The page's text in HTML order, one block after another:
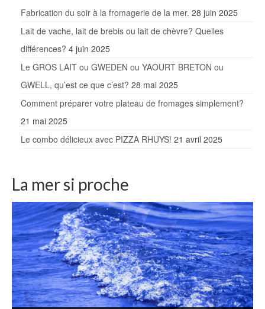
Fabrication du soir à la fromagerie de la mer. 28 juin 2025
Lait de vache, lait de brebis ou lait de chèvre? Quelles
différences? 4 juin 2025
Le GROS LAIT ou GWEDEN ou YAOURT BRETON ou
GWELL, qu’est ce que c’est? 28 mai 2025
Comment préparer votre plateau de fromages simplement?
21 mai 2025
Le combo délicieux avec PIZZA RHUYS! 21 avril 2025
La mer si proche